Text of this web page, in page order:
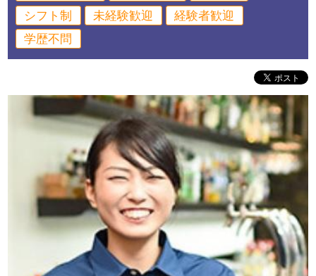
シフト制
未経験歓迎
経験者歓迎
学歴不問